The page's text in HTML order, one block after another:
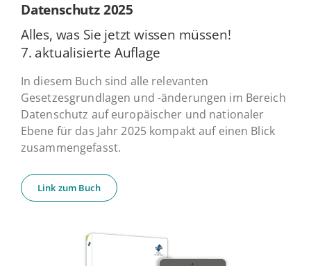
Daten­schutz 2025
Alles, was Sie jetzt wissen müssen!
7. ak­tua­li­sier­te Auflage
In diesem Buch sind alle relevanten
Gesetzesgrundlagen und -änderungen im Bereich
Datenschutz auf europäischer und nationaler
Ebene für das Jahr 2025 kompakt auf einen Blick
zusammengefasst.
Link zum Buch